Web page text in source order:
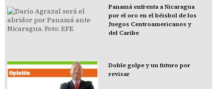
Panamá enfrenta a Nicaragua
por el oro en el béisbol de los
Juegos Centroamericanos y
del Caribe
Doble golpe y un futuro por
revisar